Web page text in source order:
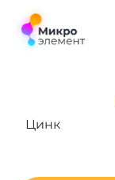
Цинк